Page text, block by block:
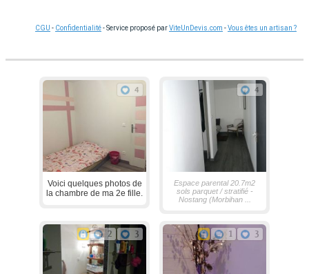
CGU - Confidentialité- Service proposé parViteUnDevis.com -Vous êtes un artisan ?
4
Voici quelques photos de
la chambre de ma 2e fille.
4
Espace parental 20.7m2
sols parquet / stratifié -
Nostang (Morbihan ...
2 3 1 3